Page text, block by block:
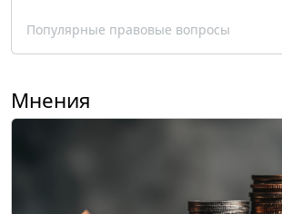
Популярные правовые вопросы
Мнения